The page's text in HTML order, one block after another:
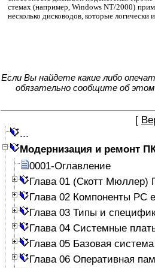
стемах (например, Windows NT/2000)
несколько дисководов, которые
Если Вы найдете какие либо
обязательно сообщите об
[
Модернизация и ремонт
0001-Оглавление
Глава 01 (Скотт Мюллер)
Глава 02 Компоненты PC
Глава 03 Типы и
Глава 04 Системные
Глава 05 Базовая
Глава 06 Оперативная